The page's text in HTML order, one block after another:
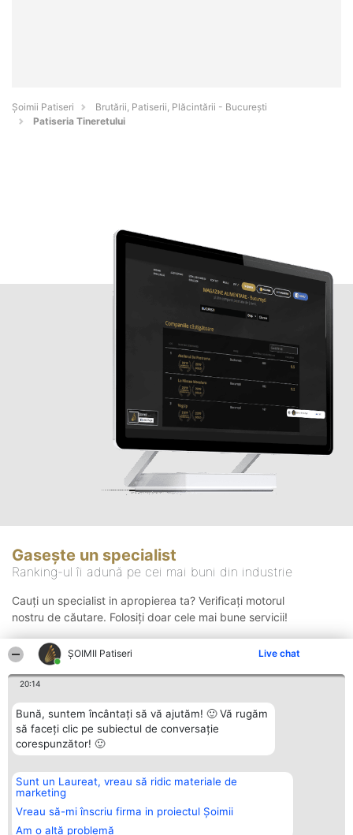
ȘOIMII Patiseri Live chat
20:14
Bună, suntem încântați să vă ajutăm! 🙂 Vă rugăm
să faceți clic pe subiectul de conversație
corespunzător! 🙂
Sunt un Laureat, vreau să ridic materiale de
marketing
Vreau să-mi înscriu firma in proiectul Șoimii
Am o altă problemă
Șoimii Patiseri
Brutării, Patiserii, Plăcintării - Bucureşti
Patiseria Tineretului
Gasește un specialist
Ranking-ul îi adună pe cei mai buni din industrie
Cauți un specialist in apropierea ta? Verificați motorul
nostru de căutare. Folosiți doar cele mai bune servicii!
Organizator Ranking
BRIGHT SOLUTIONS BR SRL
Aleea Timisul De Sus 2 Bl. A30
Sc. A Et. 4 Ap. 13 Cod 061952
București
Plebiscyt
Lista Tuturor
Laureaților
Contact